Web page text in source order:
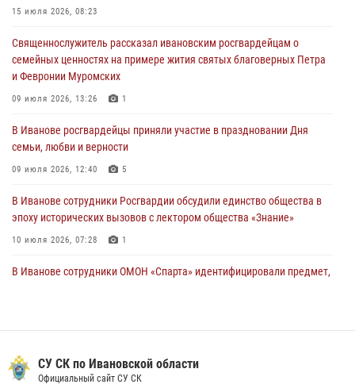
31 июля 2026, 11:08
В Ивановской области при содействии Росгвардии задержаны
подозреваемые в серии автомобильных краж
30 июля 2026, 12:41
празднования Дня Крещения Руси
15 июля 2026, 08:23
Священнослужитель рассказал ивановским росгвардейцам о
семейных ценностях на примере жития святых благоверных Петра
и Февронии Муромских
09 июля 2026, 13:26 1
В Иванове росгвардейцы приняли участие в праздновании Дня
семьи, любви и верности
09 июля 2026, 12:40 5
В Иванове сотрудники Росгвардии обсудили единство общества в
эпоху исторических вызовов с лектором общества «Знание»
10 июля 2026, 07:28 1
В Иванове сотрудники ОМОН «Спарта» идентифицировали предмет,
более 250 единиц оружия
08 июля 2026, 09:39
СУ СК по Ивановской области
Официальный сайт СУ СК